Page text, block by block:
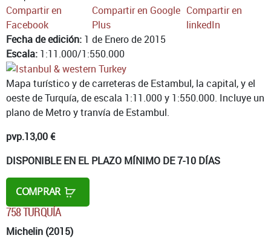
Compartir en
Facebook
Compartir en Google
Plus
Compartir en
linkedIn
Fecha de edición: 1 de Enero de 2015
Escala: 1:11.000/1:550.000
Mapa turístico y de carreteras de Estambul, la capital, y el
oeste de Turquía, de escala 1:11.000 y 1:550.000. Incluye un
plano de Metro y tranvía de Estambul.
pvp.13,00 €
DISPONIBLE EN EL PLAZO MÍNIMO DE 7-10 DÍAS
COMPRAR
758 TURQUÍA
Michelin (2015)